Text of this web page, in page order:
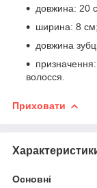
довжина: 20
ширина: 8 см;
довжина
волосся.
Приховати
Основні